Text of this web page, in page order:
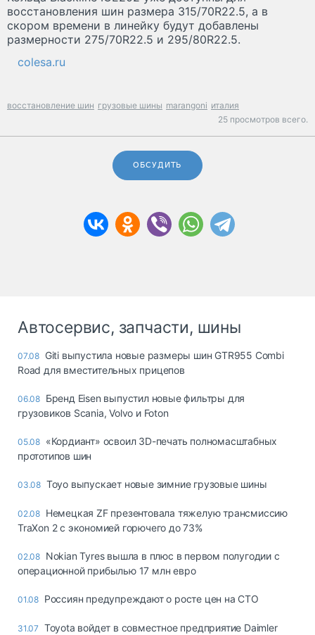
восстановления шин размера 315/70R22.5, а в
скором времени в линейку будут добавлены
размерности 275/70R22.5 и 295/80R22.5.
colesa.ru
восстановление шин грузовые шины marangoni италия
25 просмотров всего.
ОБСУДИТЬ
Автосервис, запчасти, шины
07.08 Giti выпустила новые размеры шин GTR955 Combi
Road для вместительных прицепов
06.08 Бренд Eisen выпустил новые фильтры для
грузовиков Scania, Volvo и Foton
05.08 «Кордиант» освоил 3D-печать полномасштабных
прототипов шин
03.08 Toyo выпускает новые зимние грузовые шины
02.08 Немецкая ZF презентовала тяжелую трансмиссию
TraXon 2 с экономией горючего до 73%
02.08 Nokian Tyres вышла в плюс в первом полугодии с
операционной прибылью 17 млн евро
01.08 Россиян предупреждают о росте цен на СТО
31.07 Toyota войдет в совместное предприятие Daimler